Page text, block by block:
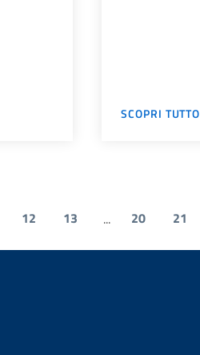
SCOPRI TUTTO
12 13 ... 20 21